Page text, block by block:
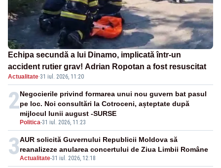
Echipa secundă a lui Dinamo, implicată într-un
accident rutier grav! Adrian Ropotan a fost resuscitat
Actualitate·31 iul. 2026, 11:20
2
Politica-31 iul. 2026, 11:23
Negocierile privind formarea unui nou guvern bat pasul
pe loc. Noi consultări la Cotroceni, așteptate după
mijlocul lunii august -SURSE
3Actualitate-31 iul. 2026, 12:18
AUR solicită Guvernului Republicii Moldova să
reanalizeze anularea concertului de Ziua Limbii Române